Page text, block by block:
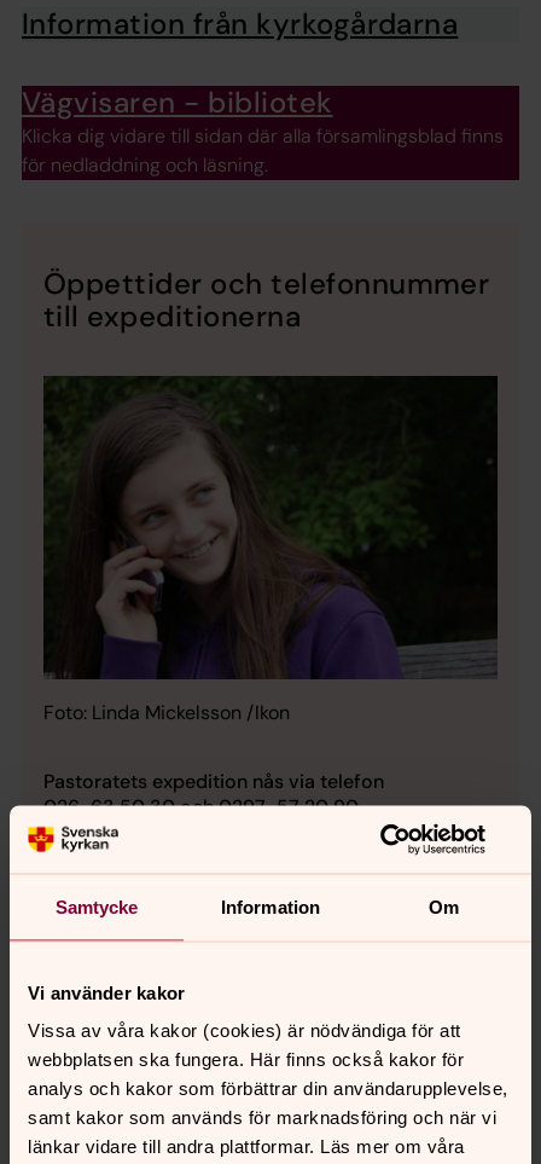
Samtycke Information Om
Vi använder kakor
Vissa av våra kakor (cookies) är nödvändiga för att
webbplatsen ska fungera. Här finns också kakor för
analys och kakor som förbättrar din användarupplevelse,
samt kakor som används för marknadsföring och när vi
länkar vidare till andra plattformar. Läs mer om våra
Information från kyrkogårdarna
Vägvisaren - bibliotek
Klicka dig vidare till sidan där alla församlingsblad finns
för nedladdning och läsning.
Öppettider och telefonnummer
till expeditionerna
Foto: Linda Mickelsson /Ikon
Pastoratets expedition nås via telefon
026-63 50 30 och 0297-57 20 90
E-post
gastrikekustens.pastorat@svenskakyrkan.se
Sommartider 22 juni-28 augusti 2026
Expeditionerna är stängda för spontana besök
under tiden 22 juni-28 augusti.
Ring och boka tid för besök, telefontid 22 juni-28
augusti
Måndag 10.00-12.00